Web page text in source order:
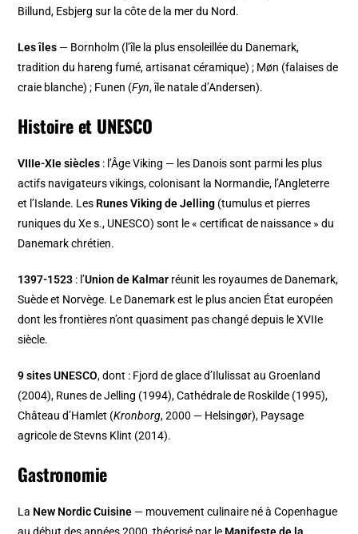
Billund, Esbjerg sur la côte de la mer du Nord.
Les îles — Bornholm (l’île la plus ensoleillée du Danemark,
tradition du hareng fumé, artisanat céramique) ; Møn (falaises de
craie blanche) ; Funen (Fyn, île natale d’Andersen).
Histoire et UNESCO
VIIIe-XIe siècles : l’Âge Viking — les Danois sont parmi les plus
actifs navigateurs vikings, colonisant la Normandie, l’Angleterre
et l’Islande. Les Runes Viking de Jelling (tumulus et pierres
runiques du Xe s., UNESCO) sont le « certificat de naissance » du
Danemark chrétien.
1397-1523 : l’Union de Kalmar réunit les royaumes de Danemark,
Suède et Norvège. Le Danemark est le plus ancien État européen
dont les frontières n’ont quasiment pas changé depuis le XVIIe
siècle.
9 sites UNESCO, dont : Fjord de glace d’Ilulissat au Groenland
(2004), Runes de Jelling (1994), Cathédrale de Roskilde (1995),
Château d’Hamlet (Kronborg, 2000 — Helsingør), Paysage
agricole de Stevns Klint (2014).
Gastronomie
La New Nordic Cuisine — mouvement culinaire né à Copenhague
au début des années 2000, théorisé par le Manifeste de la